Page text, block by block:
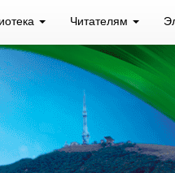
Читателям